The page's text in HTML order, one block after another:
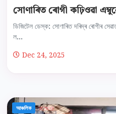
সোণাৰিত ৰোগী কঢ়িওৱা
ডিজিটেল ডেস্ক: সোণাৰিত দৰিদ্ৰ ৰোগীৰ
ল...
Dec 24, 2025
আঞ্চলিক